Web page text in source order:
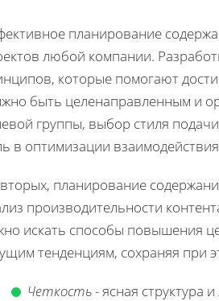
планирование
любой компании.
которые помогают
быть целенаправленным и
группы, выбор стиля
в оптимизации
планирование
производительности
искать способы повышения
тенденциям, сохраняя при
Четкость- ясная структура